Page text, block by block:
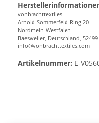
vonbrachttextiles
Arnold-Sommerfeld-Ring 20
Nordrhein-Westfalen
Baesweiler, Deutschland, 52499
info@vonbrachttextiles.com
Artikelnummer: E-